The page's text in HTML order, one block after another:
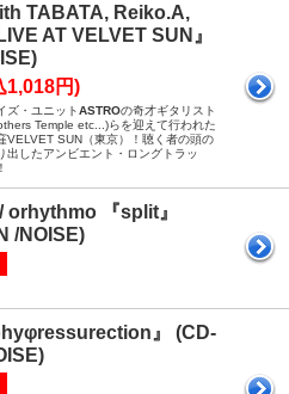
TABATA, Reiko.A,
AT VELVET SUN』
1,018円)
ズ・ユニットASTROの奇才ギタリスト
Temple etc...)らを迎えて行われた
VELVET SUN（東京）！聴く者の頭の
出したアンビエント・ロングトラッ
orhythmo 『split』
/NOISE)
』 (CD-